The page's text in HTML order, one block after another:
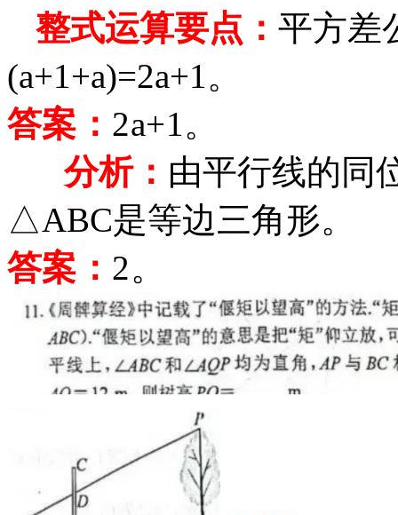
整式运算要点： 平方差
(a+1+a)=2a+1。
答案： 2a+1。
分析： 由平行线的同
△ABC是等边三角形。
答案： 2。